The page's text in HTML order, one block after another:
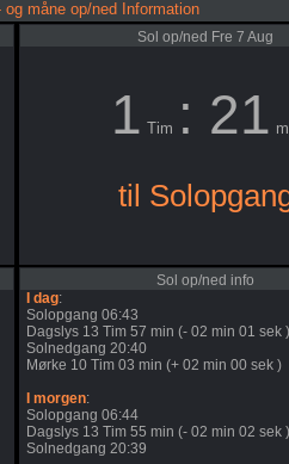
og måne op/ned Information
Sol op/ned Fre 7 Aug
1 Tim : 21
til
Sol op/ned info
I dag:
Solopgang 06:43
Dagslys 13 Tim 57 min (- 02 min 01 sek )
Solnedgang 20:40
Mørke 10 Tim 03 min (+ 02 min 00 sek )
I morgen:
Solopgang 06:44
Dagslys 13 Tim 55 min (- 02 min 02 sek )
Solnedgang 20:39